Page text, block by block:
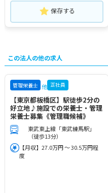
保存する
この法人の他の求人
管理栄養士 他 正社員
【東京都板橋区】駅徒歩2分の
好立地♪施設での栄養士・管理
栄養士募集《管理職候補》
東武東上線「東武練馬駅」
（徒歩13分）
【月収】27.0万円 ～ 30.5万円程
度